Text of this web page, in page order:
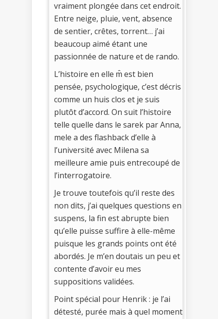
vraiment plongée dans cet endroit.
Entre neige, pluie, vent, absence
de sentier, crêtes, torrent… j’ai
beaucoup aimé étant une
passionnée de nature et de rando.
L’histoire en elle m̂ est bien
pensée, psychologique, c’est décris
comme un huis clos et je suis
plutôt d’accord. On suit l’histoire
telle quelle dans le sarek par Anna,
mele a des flashback d’elle à
l’université avec Milena sa
meilleure amie puis entrecoupé de
l’interrogatoire.
Je trouve toutefois qu’il reste des
non dits, j’ai quelques questions en
suspens, la fin est abrupte bien
qu’elle puisse suffire à elle-même
puisque les grands points ont été
abordés. Je m’en doutais un peu et
contente d’avoir eu mes
suppositions validées.
Point spécial pour Henrik : je l’ai
détesté, purée mais à quel moment